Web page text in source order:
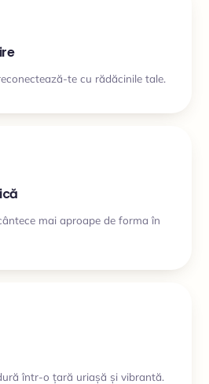
te cu rădăcinile tale.
mai aproape de forma în
într-o țară uriașă și vibrantă.